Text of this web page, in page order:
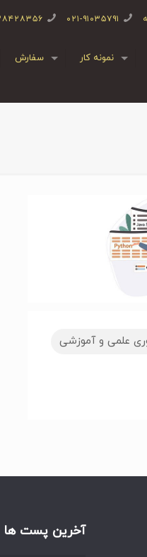
۰۲۱-۹۱۰۳۵۷۹۱ ۰۲۱-
نمونه کار سفارش
علمی و آموزشی
آخرین پست ها